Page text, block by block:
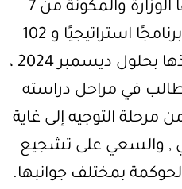
الرئيسية التي اعتمدتها الوزارة والمكونة من 7
محاور استراتيجية و 16 برنامجًا استراتيجيًا و 102
برنامجًا تشغيليًا يتم تنفيذها بحلول ديسمبر 2024 ،
في مراحل دراسته
مرحلة التوجيه إلى غاية
, والسعي على تشجيع
الحوكمة بمختلف جوانبها.